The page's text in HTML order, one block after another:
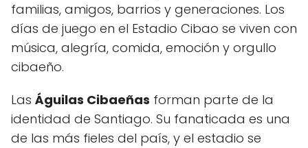
familias, amigos, barrios y generaciones. Los
días de juego en el Estadio Cibao se viven con
música, alegría, comida, emoción y orgullo
cibaeño.
Las Águilas Cibaeñas forman parte de la
identidad de Santiago. Su fanaticada es una
de las más fieles del país, y el estadio se